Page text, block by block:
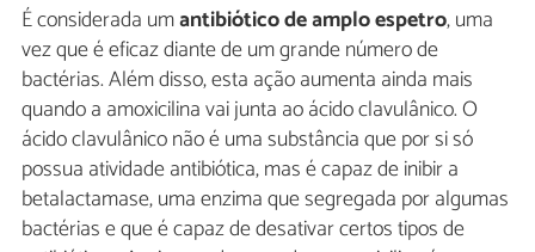
É considerada umantibiótico de amplo espetro, uma
vez que é eficaz diante de um grande número de
bactérias. Além disso, esta ação aumenta ainda mais
quando a amoxicilina vai junta ao ácido clavulânico. O
ácido clavulânico não é uma substância que por si só
possua atividade antibiótica, mas é capaz de inibir a
betalactamase, uma enzima que segregada por algumas
bactérias e que é capaz de desativar certos tipos de